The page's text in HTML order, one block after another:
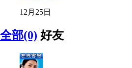
12月25日
全部(0) 好友